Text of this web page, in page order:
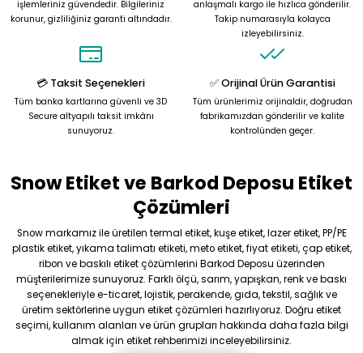
işlemleriniz güvendedir. Bilgileriniz
korunur, gizliliğiniz garanti altındadır.
anlaşmalı kargo ile hızlıca gönderilir.
Takip numarasıyla kolayca
izleyebilirsiniz.
💳 Taksit Seçenekleri
Tüm banka kartlarına güvenli ve 3D
Secure altyapılı taksit imkânı
sunuyoruz.
✅ Orijinal Ürün Garantisi
Tüm ürünlerimiz orijinaldir, doğrudan
fabrikamızdan gönderilir ve kalite
kontrolünden geçer.
Snow Etiket ve Barkod Deposu Etiket
Çözümleri
Snow markamız ile üretilen termal etiket, kuşe etiket, lazer etiket, PP/PE
plastik etiket, yıkama talimatı etiketi, meto etiket, fiyat etiketi, çap etiket,
ribon ve baskılı etiket çözümlerini Barkod Deposu üzerinden
müşterilerimize sunuyoruz. Farklı ölçü, sarım, yapışkan, renk ve baskı
seçenekleriyle e-ticaret, lojistik, perakende, gıda, tekstil, sağlık ve
üretim sektörlerine uygun etiket çözümleri hazırlıyoruz. Doğru etiket
seçimi, kullanım alanları ve ürün grupları hakkında daha fazla bilgi
almak için etiket rehberimizi inceleyebilirsiniz.